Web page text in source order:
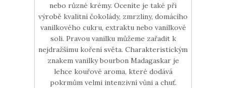
nebo různé krémy. Oceníte je také při
výrobě kvalitní čokolády, zmrzliny, domácího
vanilkového cukru, extraktu nebo vanilkové
soli. Pravou vanilku můžeme zařadit k
nejdražšímu koření světa. Charakteristickým
znakem vanilky bourbon Madagaskar je
lehce kouřové aroma, které dodává
pokrmům velmi intenzivní vůni a chuť.